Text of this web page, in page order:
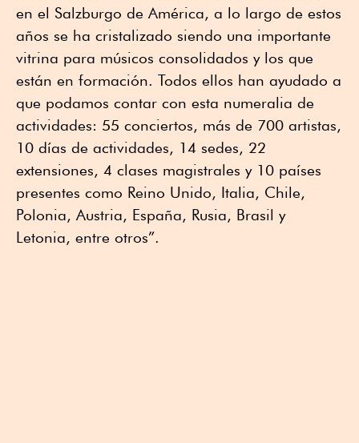
en el Salzburgo de América, a lo largo de estos
años se ha cristalizado siendo una importante
vitrina para músicos consolidados y los que
están en formación. Todos ellos han ayudado a
que podamos contar con esta numeralia de
actividades: 55 conciertos, más de 700 artistas,
10 días de actividades, 14 sedes, 22
extensiones, 4 clases magistrales y 10 países
presentes como Reino Unido, Italia, Chile,
Polonia, Austria, España, Rusia, Brasil y
Letonia, entre otros”.